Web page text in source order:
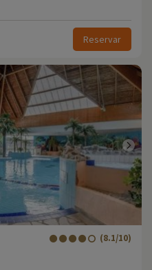
Reservar
(8.1/10)